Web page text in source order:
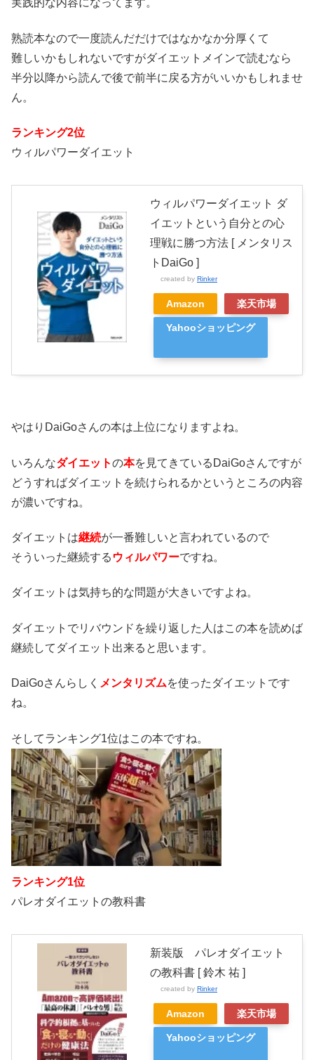
実践的な内容になってます。
熟読本なので一度読んだだけではなかなか分厚くて
難しいかもしれないですがダイエットメインで読むなら
半分以降から読んで後で前半に戻る方がいいかもしれませ
ん。
ランキング2位
ウィルパワーダイエット
ウィルパワーダイエット ダ
イエットという自分との心
理戦に勝つ方法 [ メンタリス
トDaiGo ]
created by Rinker
Amazon 楽天市場
Yahooショッピング
やはりDaiGoさんの本は上位になりますよね。
いろんなダイエットの本を見てきているDaiGoさんですが
どうすればダイエットを続けられるかというところの内容
が濃いですね。
ダイエットは継続が一番難しいと言われているので
そういった継続する ウィルパワーですね。
ダイエットは気持ち的な問題が大きいですよね。
ダイエットでリバウンドを繰り返した人はこの本を読めば
継続してダイエット出来ると思います。
DaiGoさんらしく メンタリズムを使ったダイエットです
ね。
そしてランキング1位はこの本ですね。
ランキング1位
パレオダイエットの教科書
新装版 パレオダイエット
の教科書 [ 鈴木 祐 ]
created by Rinker
Amazon 楽天市場
Yahooショッピング